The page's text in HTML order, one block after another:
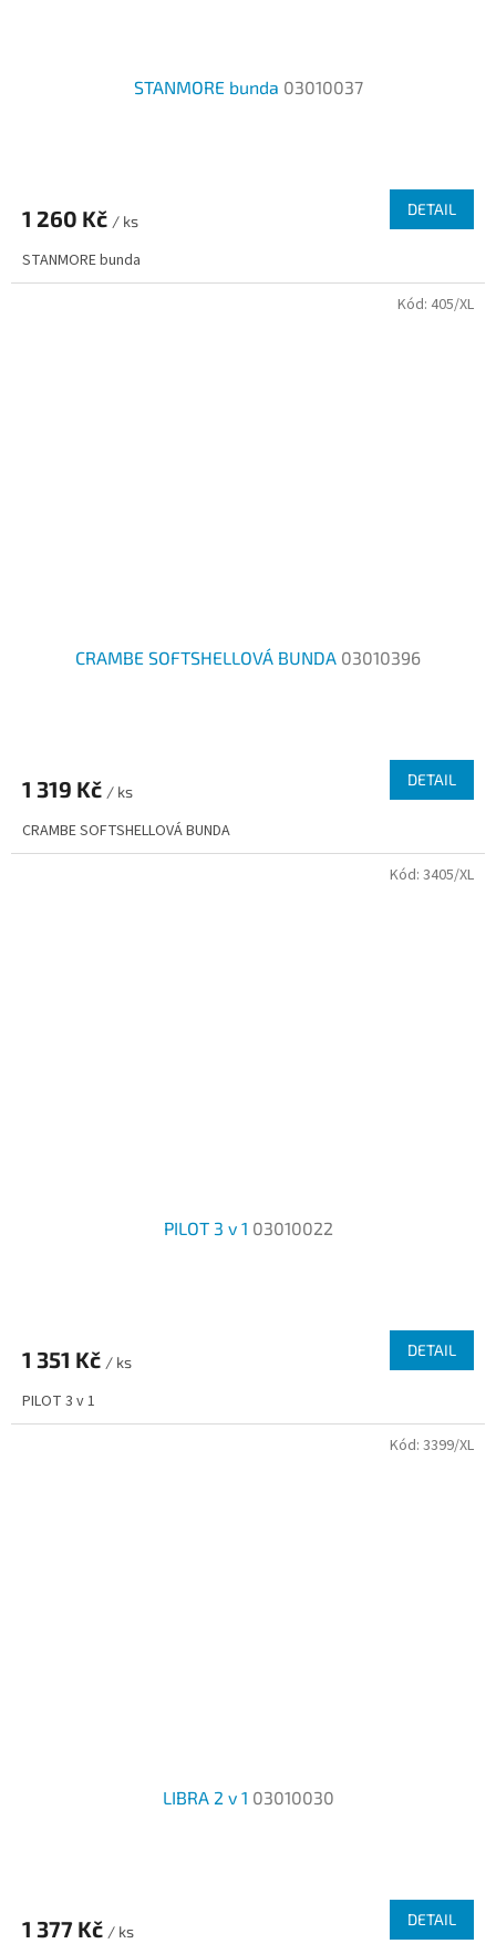
STANMORE bunda 03010037
1 260 Kč / ks
DETAIL
STANMORE bunda
CRAMBE SOFTSHELLOVÁ BUNDA 03010396
1 319 Kč / ks
DETAIL
CRAMBE SOFTSHELLOVÁ BUNDA
Kód: 405/XL
PILOT 3 v 1 03010022
1 351 Kč / ks
DETAIL
PILOT 3 v 1
Kód: 3405/XL
LIBRA 2 v 1 03010030
1 377 Kč / ks
DETAIL
Kód: 3399/XL